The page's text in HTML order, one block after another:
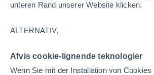
unteren Rand unserer Website klicken.
ALTERNATIV,
Afvis cookie-lignende teknologier
Wenn Sie mit der Installation von
Eröffnung
Schneebericht heute